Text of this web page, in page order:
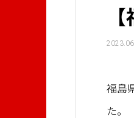
福島
た。